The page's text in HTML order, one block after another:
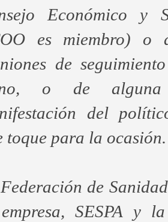
Económico y
es miembro) o
de
o de alguna
del
toque para la ocasión.
de
SESPA y